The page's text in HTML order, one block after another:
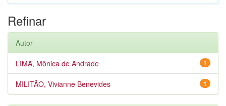
Refinar
Autor
1
LIMA, Mônica de Andrade
1
MILITÃO, Vivianne Benevides